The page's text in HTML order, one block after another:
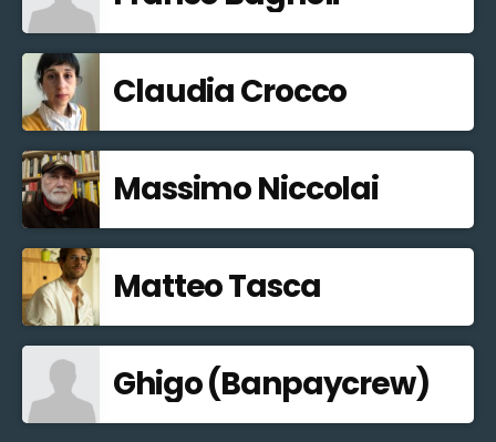
Claudia Crocco
Massimo Niccolai
Matteo Tasca
Ghigo (Banpaycrew)